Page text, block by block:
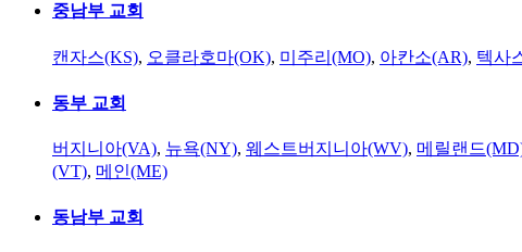
중남부 교회
캔자스(KS), 오클라호마(OK), 미주리(MO), 아칸소(AR), 텍사
동부 교회
버지니아(VA), 뉴욕(NY), 웨스트버지니아(WV), 메릴랜드
(VT), 메인(ME)
동남부 교회